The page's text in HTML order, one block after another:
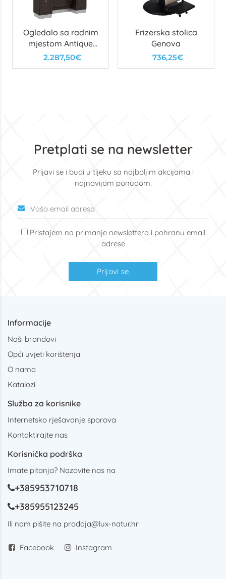
Ogledalo sa radnim
mjestom Antique
Man
2.287,50€
Frizerska stolica
Genova
736,25€
Pretplati se na newsletter
Prijavi se i budi u tijeku sa najboljim akcijama i
najnovijom ponudom.
Pristajem na primanje newslettera i pohranu email
adrese
Prijavi se
Informacije
Naši brandovi
Opći uvjeti korištenja
O nama
Katalozi
Služba za korisnike
Internetsko rješavanje sporova
Kontaktirajte nas
Korisnička podrška
Imate pitanja? Nazovite nas na
+385953710718
+385955123245
Ili nam pišite na prodaja@lux-natur.hr
Facebook Instagram